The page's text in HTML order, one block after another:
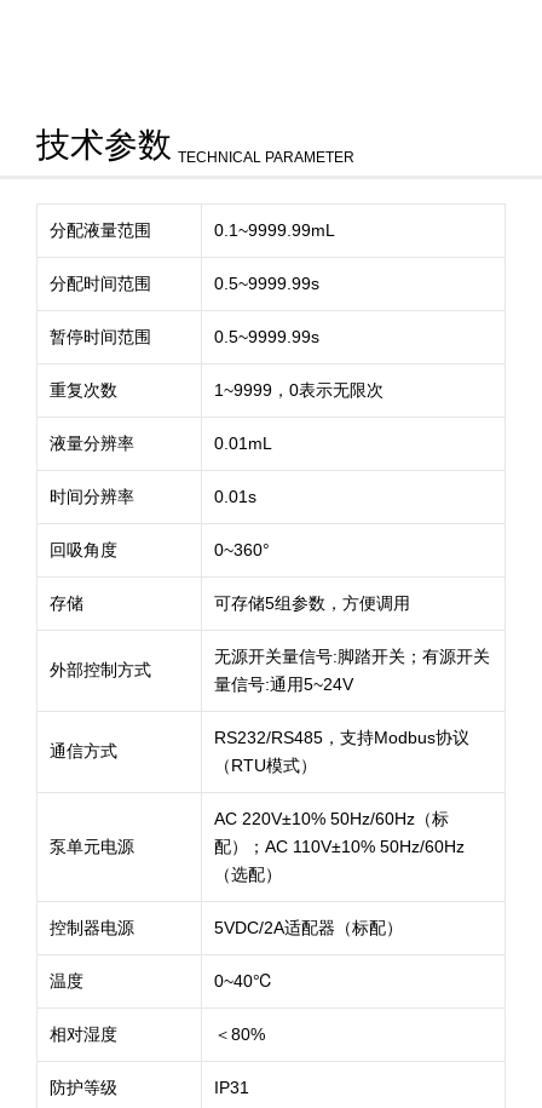
技术参数 TECHNICAL PARAMETER
分配液量范围 0.1~9999.99mL
分配时间范围 0.5~9999.99s
暂停时间范围 0.5~9999.99s
重复次数 1~9999，0表示无限次
液量分辨率 0.01mL
时间分辨率 0.01s
回吸角度 0~360°
存储 可存储5组参数，方便调用
外部控制方式
无源开关量信号:脚踏开关；有源开关
量信号:通用5~24V
通信方式
RS232/RS485，支持Modbus协议
（RTU模式）
泵单元电源
AC 220V±10% 50Hz/60Hz（标
配）；AC 110V±10% 50Hz/60Hz
（选配）
控制器电源 5VDC/2A适配器（标配）
温度 0~40℃
相对湿度 ＜80%
防护等级 IP31